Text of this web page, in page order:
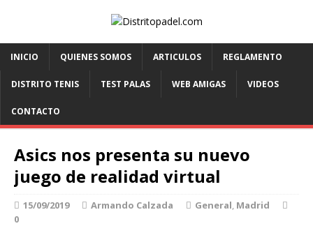
INICIO QUIENES SOMOS ARTICULOS REGLAMENTO
DISTRITO TENIS TEST PALAS WEB AMIGAS VIDEOS
CONTACTO
Asics nos presenta su nuevo
juego de realidad virtual
15/09/2019 Armando Calzada General, Madrid
0